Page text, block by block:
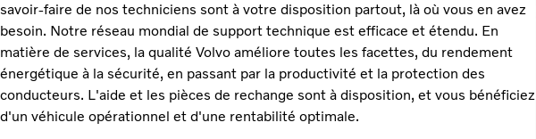
savoir-faire de nos techniciens sont à votre disposition partout, là où vous en avez
besoin. Notre réseau mondial de support technique est efficace et étendu. En
matière de services, la qualité Volvo améliore toutes les facettes, du rendement
énergétique à la sécurité, en passant par la productivité et la protection des
conducteurs. L'aide et les pièces de rechange sont à disposition, et vous bénéficiez
d'un véhicule opérationnel et d'une rentabilité optimale.